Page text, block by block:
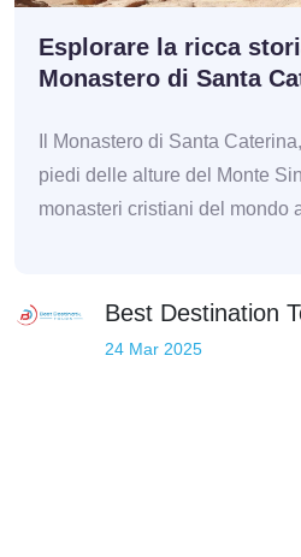
Esplorare la ricca
Monastero di Santa
Il Monastero di Santa
piedi delle alture del Monte
monasteri cristiani del mondo
Best Destination
24 Mar 2025